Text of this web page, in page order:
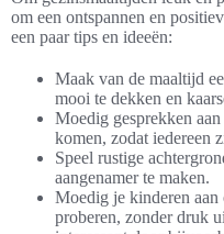
om een ontspannen en
een paar tips en ideeën:
Maak van de maaltijd
mooi te dekken en
Moedig gesprekken
komen, zodat iedereen
Speel rustige
aangenamer te maken.
Moedig je kinderen
proberen, zonder druk